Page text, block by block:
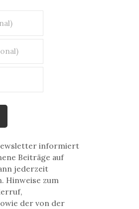
informiert
Beiträge auf
jederzeit
Hinweise zum
der von der